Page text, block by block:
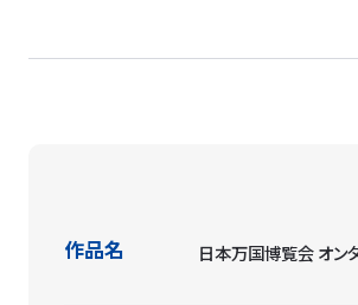
作品名 日本万国博覧会 オン